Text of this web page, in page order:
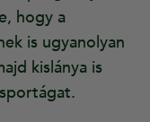
hogy a
is ugyanolyan
kislánya is